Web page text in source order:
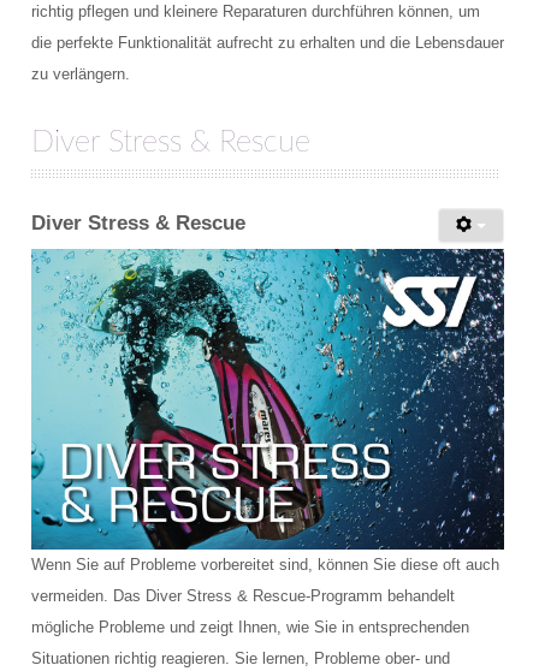
richtig pflegen und kleinere Reparaturen durchführen können, um
die perfekte Funktionalität aufrecht zu erhalten und die Lebensdauer
zu verlängern.
Diver Stress & Rescue
Diver Stress & Rescue
Wenn Sie auf Probleme vorbereitet sind, können Sie diese oft auch
vermeiden. Das Diver Stress & Rescue-Programm behandelt
mögliche Probleme und zeigt Ihnen, wie Sie in entsprechenden
Situationen richtig reagieren. Sie lernen, Probleme ober- und